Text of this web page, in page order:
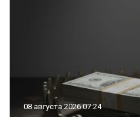
08 августа 2026 07:24